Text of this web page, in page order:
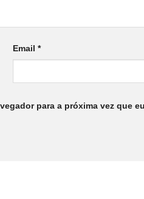
Email*
para a próxima vez que